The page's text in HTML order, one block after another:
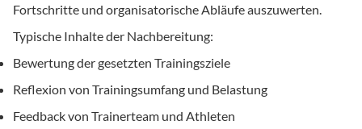
Fortschritte und organisatorische Abläufe auszuwerten.
Typische Inhalte der Nachbereitung:
Bewertung der gesetzten Trainingsziele
Reflexion von Trainingsumfang und Belastung
Feedback von Trainerteam und Athleten